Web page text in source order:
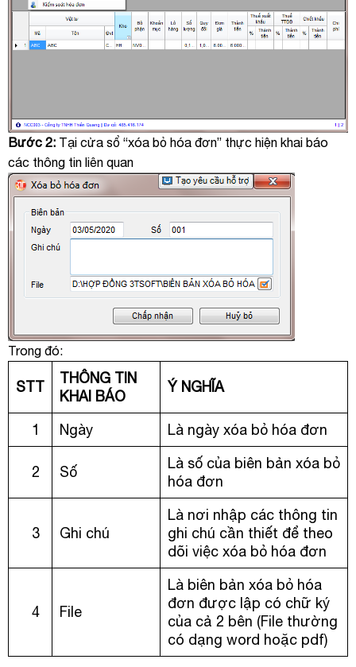
Bước 2:Tại cửa sổ “xóa bỏ hóa đơn” thực hiện khai báo
các thông tin liên quan
Trong đó:
STT
THÔNG TIN
KHAI BÁO
Ý NGHĨA
1 Ngày Là ngày xóa bỏ hóa đơn
2 Số
Là số của biên bản xóa bỏ
hóa đơn
3 Ghi chú
Là nơi nhập các thông tin
ghi chú cần thiết để theo
dõi việc xóa bỏ hóa đơn
4 File
Là biên bản xóa bỏ hóa
đơn được lập có chữ ký
của cả 2 bên (File thường
có dạng word hoặc pdf)